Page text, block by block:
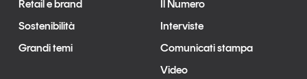
Retail e brand
Sostenibilità
Grandi temi
Il Numero
Interviste
Comunicati stampa
Video